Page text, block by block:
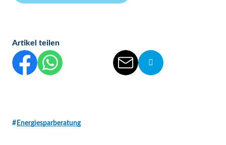
Artikel teilen
Diesen Beitrag auf Facebook teilen
Diesen Beitrag auf WhatsApp teilen
Diesen Beitrag auf Threads teilen
Diesen Beitrag auf linkedIn teilen
Diesen Beitrag per E-Mail
Die Url von diesem
Energiesparberatung